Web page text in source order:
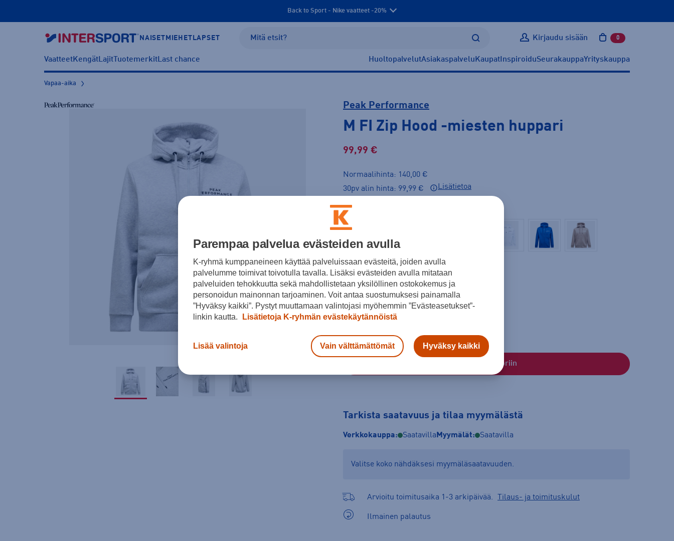
Back to Sport - Nike vaatteet -20%
NAISET MIEHET LAPSET Kirjaudu sisään 0 tuotetta
VaatteetKengätLajitTuotemerkitLast chance HuoltopalvelutAsiakaspalvelu Kaupat InspiroiduSeurakauppaYrityskauppa
Vapaa-aika
Peak Performance
M FI Zip Hood -miesten huppari
99,99 €
Normaalihinta: 140,00 €
30pv alin hinta: 99,99 €
Lisätietoa
Väri
Harmaa
S M L XL
Kokotaulukko
Lisää ostoskoriin
Tarkista saatavuus ja tilaa myymälästä
Verkkokauppa: Saatavilla Myymälät: Saatavilla
Valitse koko nähdäksesi myymäläsaatavuuden.
Arvioitu toimitusaika 1-3 arkipäivää. Tilaus- ja toimituskulut
Ilmainen palautus
Parempaa palvelua evästeiden avulla
K-ryhmä kumppaneineen käyttää palveluissaan evästeitä, joiden avulla
palvelumme toimivat toivotulla tavalla. Lisäksi evästeiden avulla mitataan
palveluiden tehokkuutta sekä mahdollistetaan yksilöllinen ostokokemus ja
personoidun mainonnan tarjoaminen. Voit antaa suostumuksesi painamalla
”Hyväksy kaikki”. Pystyt muuttamaan valintojasi myöhemmin ”Evästeasetukset”-
linkin kautta.
Lisätietoja K-ryhmän evästekäytännöistä
Lisää valintoja Vain välttämättömät Hyväksy kaikki